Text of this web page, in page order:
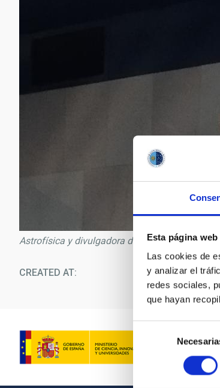
Esta página
Las cookies de
y analizar el
redes sociales,
que hayan
consentimiento
Astrofísica y divulgadora del IAC, Alejandra
CREATED AT